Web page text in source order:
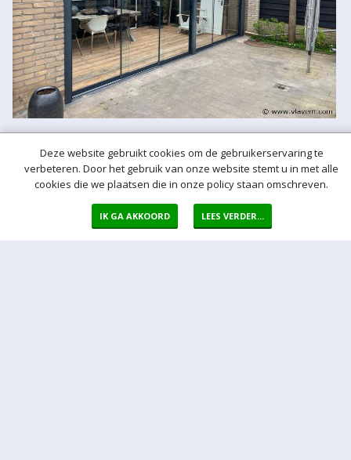
Deze website gebruikt cookies om de gebruikerservaring te
verbeteren. Door het gebruik van onze website stemt u in met alle
cookies die we plaatsen die in onze policy staan omschreven.
IK GA AKKOORD LEES VERDER...